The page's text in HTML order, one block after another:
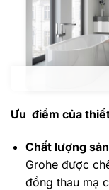
Ưu điểm của
Chất lượng
Grohe được
đồng thau mạ